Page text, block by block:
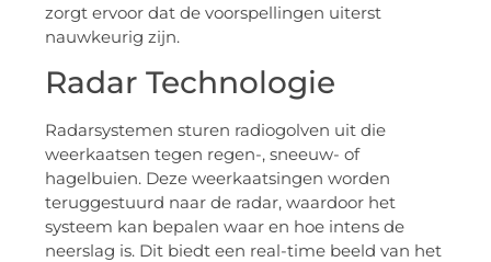
zorgt ervoor dat de voorspellingen uiterst
nauwkeurig zijn.
Radar Technologie
Radarsystemen sturen radiogolven uit die
weerkaatsen tegen regen-, sneeuw- of
hagelbuien. Deze weerkaatsingen worden
teruggestuurd naar de radar, waardoor het
systeem kan bepalen waar en hoe intens de
neerslag is. Dit biedt een real-time beeld van het